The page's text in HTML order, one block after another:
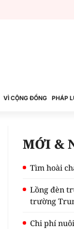
VÌ CỘNG ĐỒNG PHÁP
MỚI &
Tìm hoài
Lồng đèn
trường
Chi phí